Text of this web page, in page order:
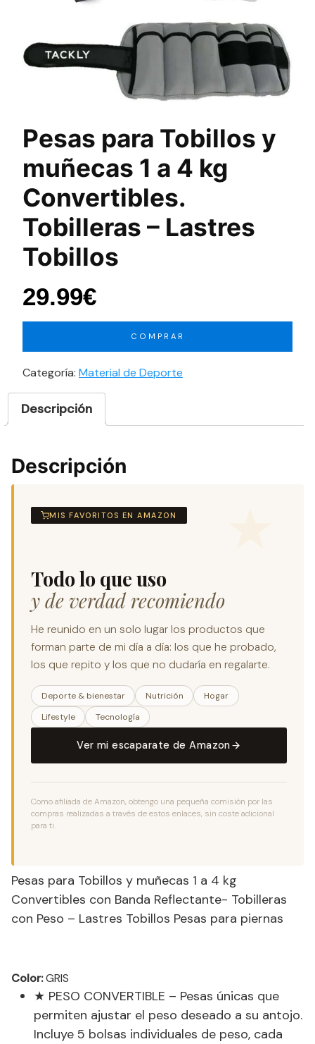
Pesas para Tobillos y
muñecas 1 a 4 kg
Convertibles.
Tobilleras – Lastres
Tobillos
29.99€
COMPRAR
Categoría: Material de Deporte
Descripción
Descripción
MIS FAVORITOS EN AMAZON
Todo lo que uso
y de verdad recomiendo
He reunido en un solo lugar los productos que
forman parte de mi día a día: los que he probado,
los que repito y los que no dudaría en regalarte.
Deporte & bienestar Nutrición
Hogar
Lifestyle
Tecnología
Ver mi escaparate de Amazon
Como afiliada de Amazon, obtengo una pequeña comisión por las
compras realizadas a través de estos enlaces, sin coste adicional
para ti.
Pesas para Tobillos y muñecas 1 a 4 kg
Convertibles con Banda Reflectante- Tobilleras
con Peso – Lastres Tobillos Pesas para piernas
Color:GRIS
★ PESO CONVERTIBLE – Pesas únicas que
permiten ajustar el peso deseado a su antojo.
Incluye 5 bolsas individuales de peso, cada